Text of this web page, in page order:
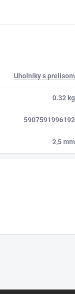
Uholníky s prelisom
0.32 kg
5907591996192
2,5 mm